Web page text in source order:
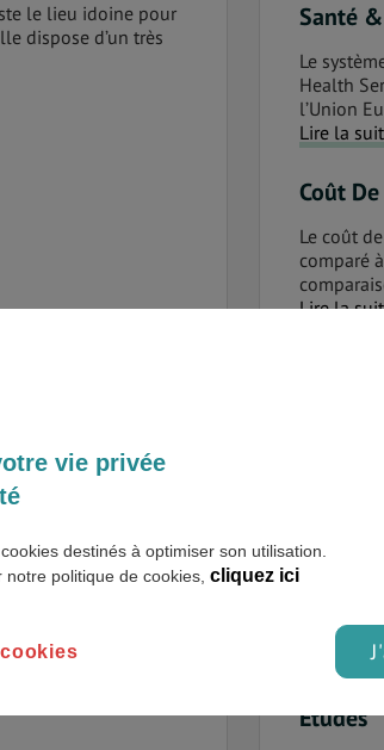
le lieu idoine pour
dispose d’un très
vacances ! Au
de quoi séduire les
dispose d’un
bus, trains et
raisonnables,...
industrielle,
les plus animées
Santé
Le
Health
l’Union
Lire la
Coût
Le coût
comparé
Lire la
Il est
Selon
Transport
La
Lire la
Études
vie privée
destinés à optimiser son utilisation.
politique de cookies, cliquez ici